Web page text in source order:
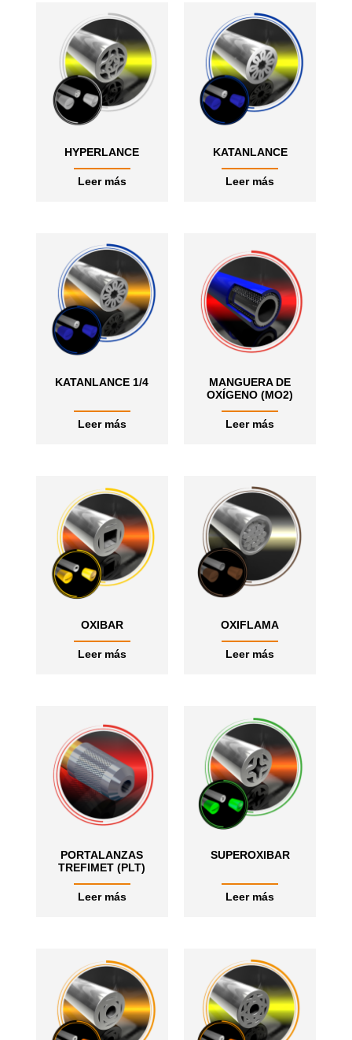
HYPERLANCE
Leer más
KATANLANCE
Leer más
KATANLANCE 1/4
Leer más
MANGUERA DE
OXÍGENO (MO2)
Leer más
OXIBAR
Leer más
OXIFLAMA
Leer más
PORTALANZAS
TREFIMET (PLT)
Leer más
SUPEROXIBAR
Leer más